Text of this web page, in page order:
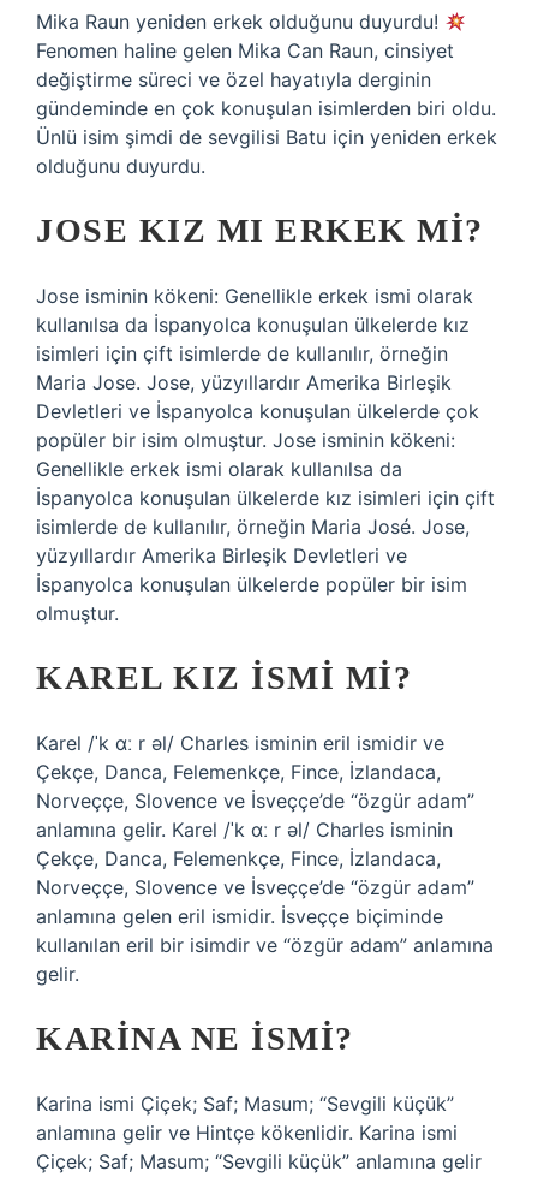
Mika Raun yeniden erkek olduğunu duyurdu!
Fenomen haline gelen Mika Can Raun, cinsiyet
değiştirme süreci ve özel hayatıyla derginin
gündeminde en çok konuşulan isimlerden biri oldu.
Ünlü isim şimdi de sevgilisi Batu için yeniden erkek
olduğunu duyurdu.
JOSE KIZ MI ERKEK MI?
Jose isminin kökeni: Genellikle erkek ismi olarak
kullanılsa da İspanyolca konuşulan ülkelerde kız
isimleri için çift isimlerde de kullanılır, örneğin
Maria Jose. Jose, yüzyıllardır Amerika Birleşik
Devletleri ve İspanyolca konuşulan ülkelerde çok
popüler bir isim olmuştur. Jose isminin kökeni:
Genellikle erkek ismi olarak kullanılsa da
İspanyolca konuşulan ülkelerde kız isimleri için çift
isimlerde de kullanılır, örneğin Maria José. Jose,
yüzyıllardır Amerika Birleşik Devletleri ve
İspanyolca konuşulan ülkelerde popüler bir isim
olmuştur.
KAREL KIZ ISMI MI?
Karel /ˈk ɑː r əl/ Charles isminin eril ismidir ve
Çekçe, Danca, Felemenkçe, Fince, İzlandaca,
Norveççe, Slovence ve İsveççe’de “özgür adam”
anlamına gelir. Karel /ˈk ɑː r əl/ Charles isminin
Çekçe, Danca, Felemenkçe, Fince, İzlandaca,
Norveççe, Slovence ve İsveççe’de “özgür adam”
anlamına gelen eril ismidir. İsveççe biçiminde
kullanılan eril bir isimdir ve “özgür adam” anlamına
gelir.
KARINA NE ISMI?
Karina ismi Çiçek; Saf; Masum; “Sevgili küçük”
anlamına gelir ve Hintçe kökenlidir. Karina ismi
Çiçek; Saf; Masum; “Sevgili küçük” anlamına gelir